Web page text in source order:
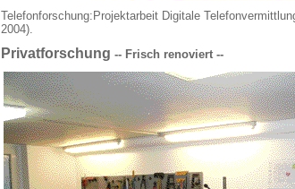
Telefonforschung: Projektarbeit Digitale
2004).
Privatforschung -- Frisch renoviert --